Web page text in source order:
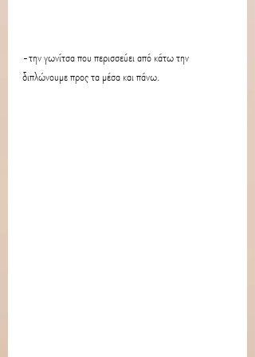
-την γωνίτσα που περισσεύει από κάτω την
διπλώνουμε προς τα μέσα και πάνω.